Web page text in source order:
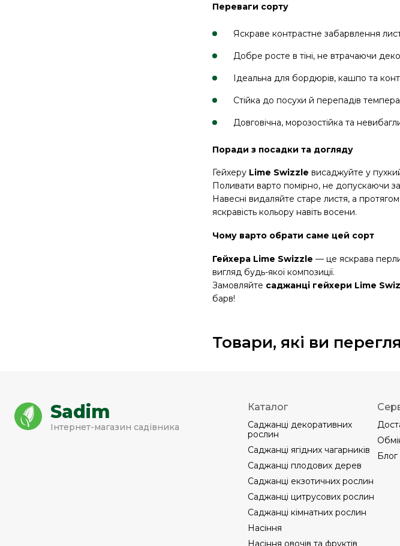
Переваги сорту
Яскраве контрастне забарвлення
Добре росте в тіні, не втрачаючи
Ідеальна для бордюрів, кашпо та
Стійка до посухи й перепадів
Довговічна, морозостійка та
Поради з посадки та догляду
Гейхеру Lime Swizzle висаджуйте у
Поливати варто помірно, не допускаючи
Навесні видаляйте старе листя, а
яскравість кольору навіть восени.
Чому варто обрати саме цей сорт
Гейхера Lime Swizzle — це яскрава
вигляд будь-якої композиції.
Замовляйте саджанці гейхери Lime
барв!
Товари, які ви
Sadim
Інтернет-магазин садівника
Каталог
Саджанці декоративних
рослин
Саджанці ягідних чагарників
Саджанці плодових дерев
Саджанці екзотичних рослин
Саджанці цитрусових рослин
Саджанці кімнатних рослин
Насіння
Насіння овочів та фруктів
Блог